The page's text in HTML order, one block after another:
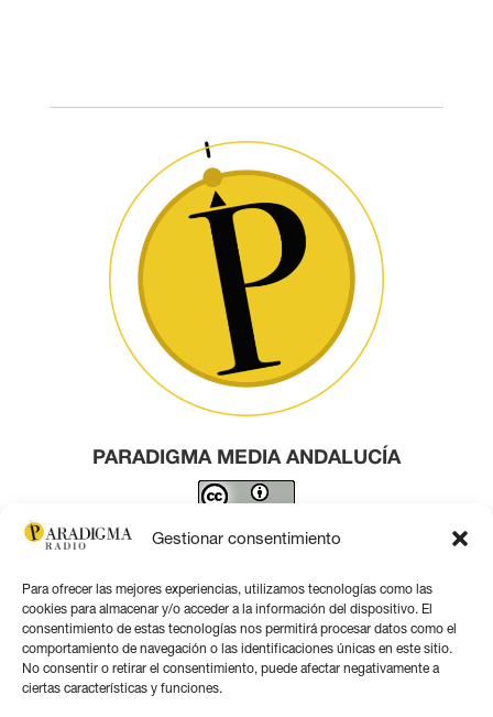
Gestionar consentimiento
Para ofrecer las mejores experiencias, utilizamos tecnologías como las
cookies para almacenar y/o acceder a la información del dispositivo. El
consentimiento de estas tecnologías nos permitirá procesar datos como el
comportamiento de navegación o las identificaciones únicas en este sitio.
No consentir o retirar el consentimiento, puede afectar negativamente a
ciertas características y funciones.
PARADIGMA MEDIA ANDALUCÍA
Este obra está bajo una licencia de Creative Commons
Contacto por correo